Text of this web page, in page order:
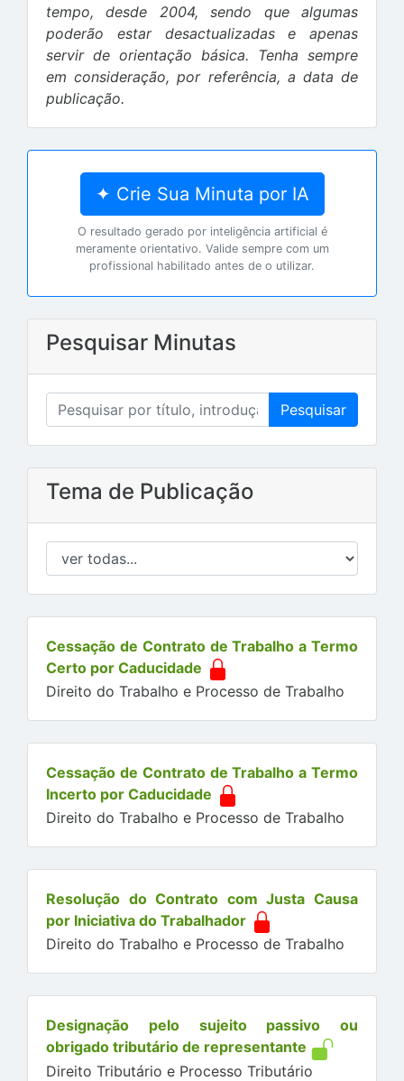
tempo, desde 2004, sendo que algumas
poderão estar desactualizadas e apenas
servir de orientação básica. Tenha sempre
em consideração, por referência, a data de
publicação.
✦ Crie Sua Minuta por IA
O resultado gerado por inteligência artificial é
meramente orientativo. Valide sempre com um
profissional habilitado antes de o utilizar.
Pesquisar Minutas
Pesquisar
Tema de Publicação
Cessação de Contrato de Trabalho a Termo
Certo por Caducidade
Direito do Trabalho e Processo de Trabalho
Cessação de Contrato de Trabalho a Termo
Incerto por Caducidade
Direito do Trabalho e Processo de Trabalho
Resolução do Contrato com Justa Causa
por Iniciativa do Trabalhador
Direito do Trabalho e Processo de Trabalho
Designação pelo sujeito passivo ou
obrigado tributário de representante
Direito Tributário e Processo Tributário